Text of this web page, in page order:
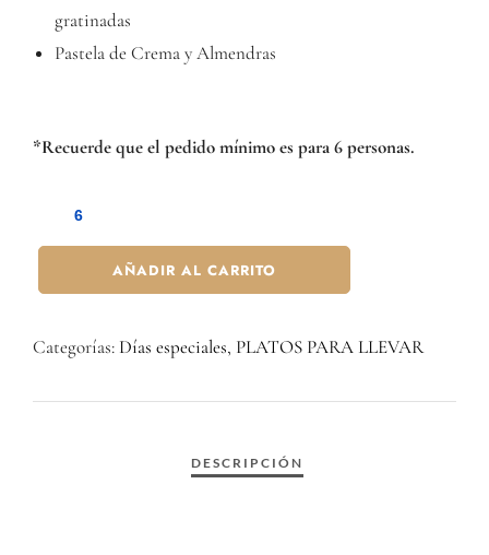
gratinadas
Pastela de Crema y Almendras
*Recuerde que el pedido mínimo es para 6 personas.
AÑADIR AL CARRITO
Categorías: Días especiales, PLATOS PARA LLEVAR